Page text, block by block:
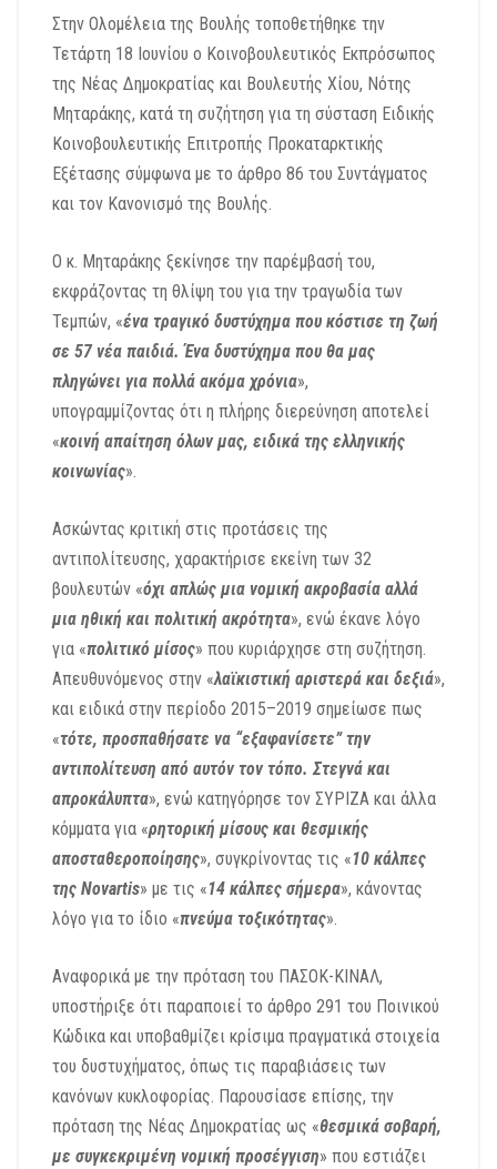
Στην Ολομέλεια της Βουλής τοποθετήθηκε την
Τετάρτη 18 Ιουνίου ο Κοινοβουλευτικός Εκπρόσωπος
της Νέας Δημοκρατίας και Βουλευτής Χίου, Νότης
Μηταράκης, κατά τη συζήτηση για τη σύσταση Ειδικής
Κοινοβουλευτικής Επιτροπής Προκαταρκτικής
Εξέτασης σύμφωνα με το άρθρο 86 του Συντάγματος
και τον Κανονισμό της Βουλής.
Ο κ. Μηταράκης ξεκίνησε την παρέμβασή του,
εκφράζοντας τη θλίψη του για την τραγωδία των
Τεμπών, «ένα τραγικό δυστύχημα που κόστισε τη ζωή
σε 57 νέα παιδιά. Ένα δυστύχημα που θα μας
πληγώνει για πολλά ακόμα χρόνια»,
υπογραμμίζοντας ότι η πλήρης διερεύνηση αποτελεί
«κοινή απαίτηση όλων μας, ειδικά της ελληνικής
κοινωνίας».
Ασκώντας κριτική στις προτάσεις της
αντιπολίτευσης, χαρακτήρισε εκείνη των 32
βουλευτών «όχι απλώς μια νομική ακροβασία αλλά
μια ηθική και πολιτική ακρότητα», ενώ έκανε λόγο
για «πολιτικό μίσος» που κυριάρχησε στη συζήτηση.
Απευθυνόμενος στην «λαϊκιστική αριστερά και δεξιά»,
και ειδικά στην περίοδο 2015–2019 σημείωσε πως
«τότε, προσπαθήσατε να “εξαφανίσετε” την
αντιπολίτευση από αυτόν τον τόπο. Στεγνά και
απροκάλυπτα», ενώ κατηγόρησε τον ΣΥΡΙΖΑ και άλλα
κόμματα για «ρητορική μίσους και θεσμικής
αποσταθεροποίησης», συγκρίνοντας τις «10 κάλπες
της Novartis» με τις «14 κάλπες σήμερα», κάνοντας
λόγο για το ίδιο «πνεύμα τοξικότητας».
Αναφορικά με την πρόταση του ΠΑΣΟΚ-ΚΙΝΑΛ,
υποστήριξε ότι παραποιεί το άρθρο 291 του Ποινικού
Κώδικα και υποβαθμίζει κρίσιμα πραγματικά στοιχεία
του δυστυχήματος, όπως τις παραβιάσεις των
κανόνων κυκλοφορίας. Παρουσίασε επίσης, την
πρόταση της Νέας Δημοκρατίας ως «θεσμικά σοβαρή,
με συγκεκριμένη νομική προσέγγιση» που εστιάζει